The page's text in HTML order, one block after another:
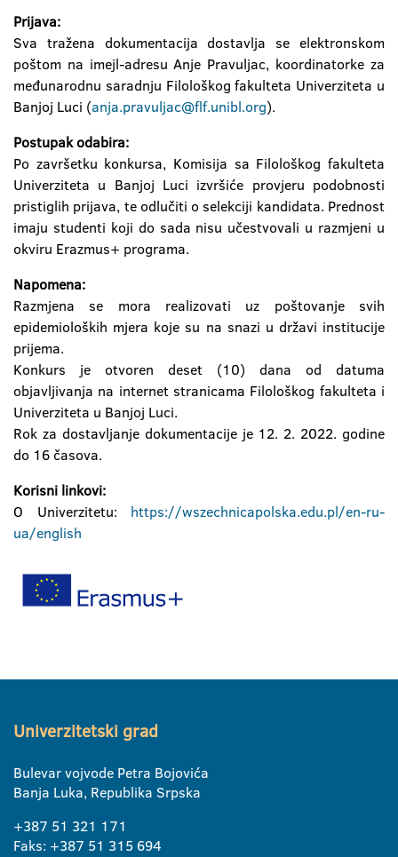
Prijava:
Sva tražena dokumentacija dostavlja se elektronskom
poštom na imejl-adresu Anje Pravuljac, koordinatorke za
međunarodnu saradnju Filološkog fakulteta Univerziteta u
Banjoj Luci (anja.pravuljac@flf.unibl.org).
Postupak odabira:
Po završetku konkursa, Komisija sa Filološkog fakulteta
Univerziteta u Banjoj Luci izvršiće provjeru podobnosti
pristiglih prijava, te odlučiti o selekciji kandidata. Prednost
imaju studenti koji do sada nisu učestvovali u razmjeni u
okviru Erazmus+ programa.
Napomena:
Razmjena se mora realizovati uz poštovanje svih
epidemioloških mjera koje su na snazi u državi institucije
prijema.
Konkurs je otvoren deset (10) dana od datuma
objavljivanja na internet stranicama Filološkog fakulteta i
Univerziteta u Banjoj Luci.
Rok za dostavljanje dokumentacije je 12. 2. 2022. godine
do 16 časova.
Korisni linkovi:
O Univerzitetu: https://wszechnicapolska.edu.pl/en-ru-
ua/english
Univerzitetski grad
Bulevar vojvode Petra Bojovića
Banja Luka, Republika Srpska
+387 51 321 171
Faks: +387 51 315 694